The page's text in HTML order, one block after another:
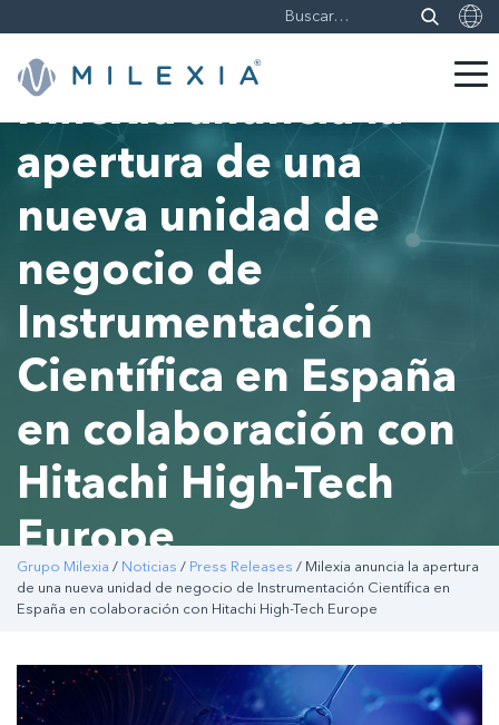
contenido
Milexia anuncia la
apertura de una
nueva unidad de
negocio de
Instrumentación
Científica en España
en colaboración con
Hitachi High-Tech
Europe
Grupo Milexia / Noticias / Press Releases / Milexia anuncia la apertura
de una nueva unidad de negocio de Instrumentación Científica en
España en colaboración con Hitachi High-Tech Europe